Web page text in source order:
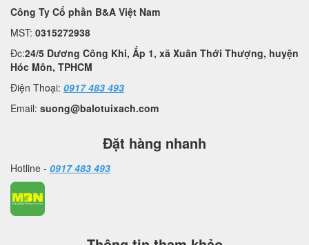
Công Ty Cổ phần B&A Việt Nam
MST: 0315272938
Đc:24/5 Dương Công Khi, Ấp 1, xã Xuân Thới Thượng, huyện
Hóc Môn, TPHCM
Điện Thoại: 0917 483 493
Email: suong@balotuixach.com
Đặt hàng nhanh
Hotline - 0917 483 493